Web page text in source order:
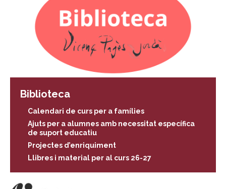
Biblioteca
Calendari de curs per a famílies
Ajuts per a alumnes amb necessitat específica
de suport educatiu
Projectes d’enriquiment
Llibres i material per al curs 26-27